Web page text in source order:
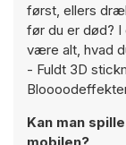
først, ellers
før du er død?
være alt, hvad
- Fuldt 3D
Kan man